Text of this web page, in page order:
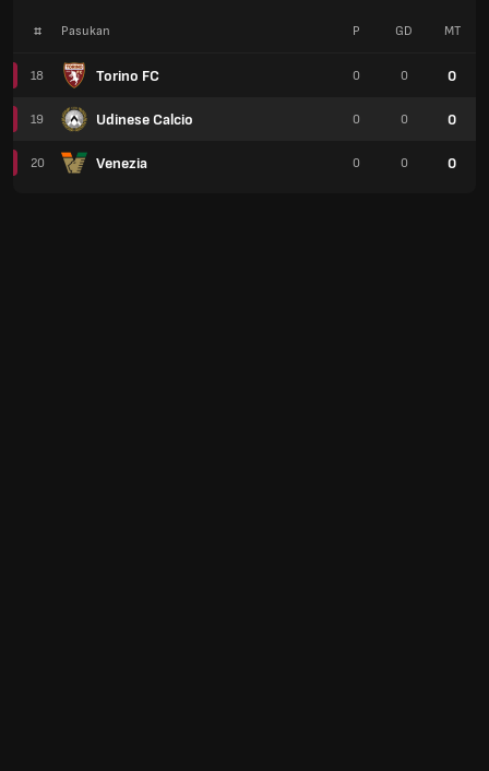
# Pasukan
18 Torino FC
19 Udinese Calcio
20 Venezia
P GD MT
0 0 0
0 0 0
0 0 0